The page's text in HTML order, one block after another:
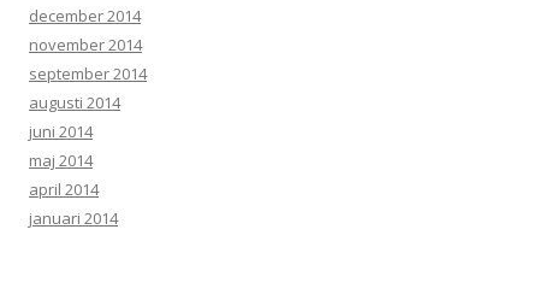
december 2014
november 2014
september 2014
augusti 2014
juni 2014
maj 2014
april 2014
januari 2014